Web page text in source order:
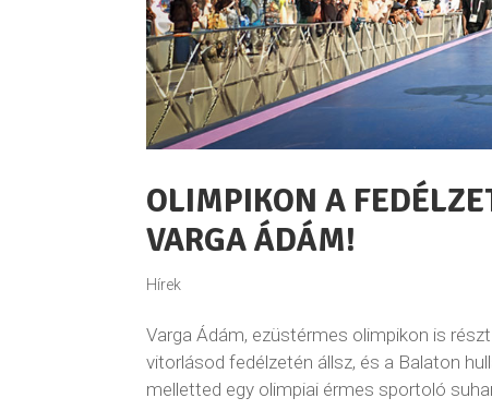
OLIMPIKON A
VARGA ÁDÁM!
Hírek
Varga Ádám, ezüstérmes olimpikon is
vitorlásod fedélzetén állsz, és a Balaton
melletted egy olimpiai érmes sportoló